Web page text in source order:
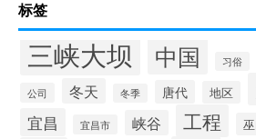
标签
三峡大坝 中国 习俗
公司 冬天 冬季 唐代 地区
宜昌 宜昌市 峡谷 工程